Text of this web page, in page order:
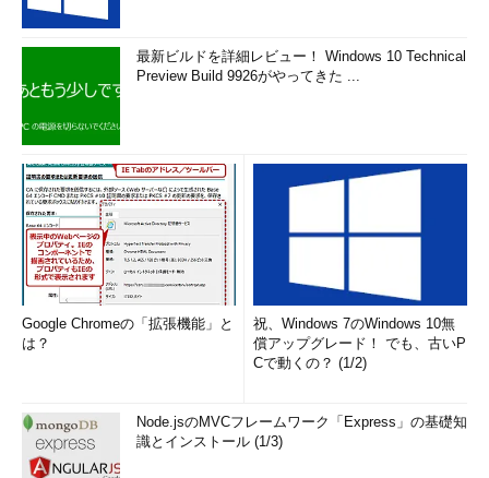
最新ビルドを詳細レビュー！ Windows 10 Technical
Preview Build 9926がやってきた ...
Google Chromeの「拡張機能」と
は？
祝、Windows 7のWindows 10無
償アップグレード！ でも、古いP
Cで動くの？ (1/2)
Node.jsのMVCフレームワーク「Express」の基礎知
識とインストール (1/3)